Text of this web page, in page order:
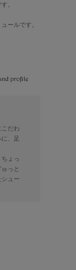
。
ールです。
だわ
、足
ょっ
っと
ュー